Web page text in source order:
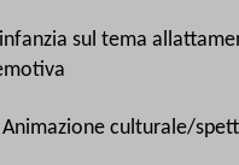
sul tema
culturale/